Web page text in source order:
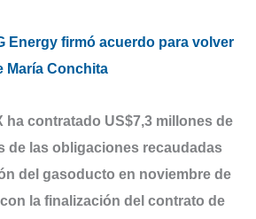
Energy firmó acuerdo para volver
María Conchita
ha contratado US$7,3 millones de
de las obligaciones recaudadas
del gasoducto en noviembre de
la finalización del contrato de